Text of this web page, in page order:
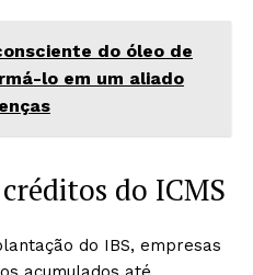
do óleo de
lo em um aliado
do ICMS
do IBS, empresas